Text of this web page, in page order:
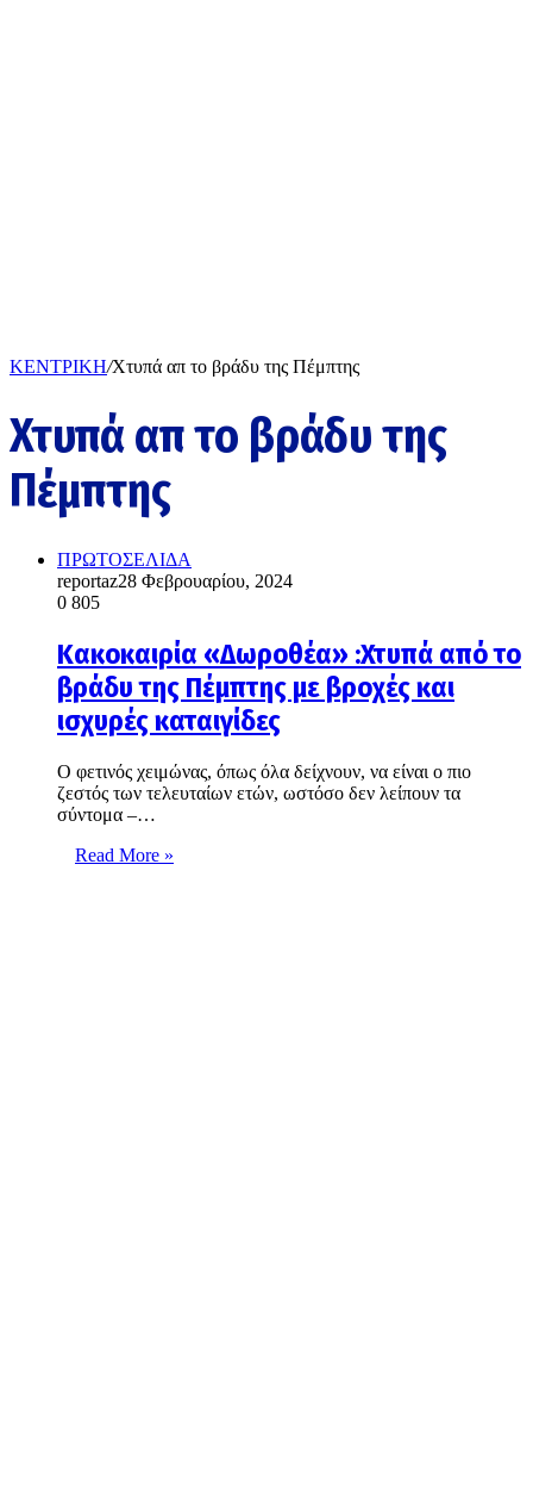
ΚΕΝΤΡΙΚΗ/Χτυπά απ το βράδυ της Πέμπτης
Χτυπά απ το βράδυ της
Πέμπτης
ΠΡΩΤΟΣΕΛΙΔΑ
reportaz28 Φεβρουαρίου, 2024
0 805
Κακοκαιρία «Δωροθέα» :Χτυπά από το
βράδυ της Πέμπτης με βροχές και
ισχυρές καταιγίδες
Ο φετινός χειμώνας, όπως όλα δείχνουν, να είναι ο πιο
ζεστός των τελευταίων ετών, ωστόσο δεν λείπουν τα
σύντομα –…
Read More »